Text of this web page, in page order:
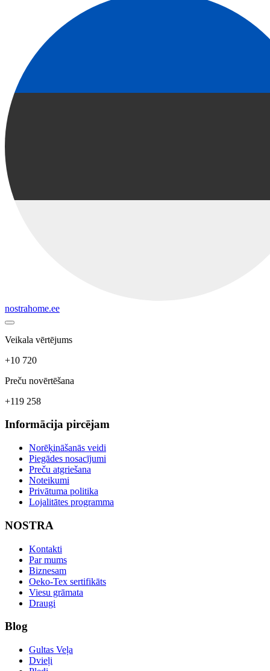
nostrahome.ee
Veikala vērtējums
+10 720
Preču novērtēšana
+119 258
Informācija pircējam
Norēķināšanās veidi
Piegādes nosacījumi
Preču atgriešana
Noteikumi
Privātuma politika
Lojalitātes programma
NOSTRA
Kontakti
Par mums
Biznesam
Oeko-Tex sertifikāts
Viesu grāmata
Draugi
Blog
Gultas Veļa
Dvieļi